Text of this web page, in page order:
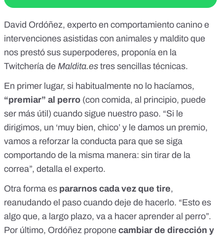
David Ordóñez, experto en comportamiento canino e
intervenciones asistidas con animales y maldito que
nos prestó sus superpoderes, proponía en la
Twitchería de Maldita.es tres sencillas técnicas.
En primer lugar, si habitualmente no lo hacíamos,
“premiar” al perro (con comida, al principio, puede
ser más útil) cuando sigue nuestro paso. “Si le
dirigimos, un ‘muy bien, chico’ y le damos un premio,
vamos a reforzar la conducta para que se siga
comportando de la misma manera: sin tirar de la
correa”, detalla el experto.
Otra forma es pararnos cada vez que tire,
reanudando el paso cuando deje de hacerlo. “Esto es
algo que, a largo plazo, va a hacer aprender al perro”.
Por último, Ordóñez propone cambiar de dirección y